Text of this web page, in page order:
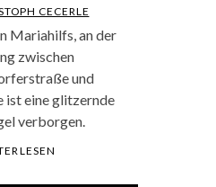
CECERLE
Mariahilfs, an der
zwischen
und
ist eine glitzernde
verborgen.